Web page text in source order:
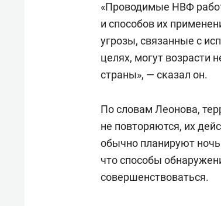
«Проводимые НВФ
и способов их
угрозы, связанные с
целях, могут возрасти
страны», — сказал он.
По словам Леонова,
не повторяются, их
обычно планируют
что способы
совершенствоваться.